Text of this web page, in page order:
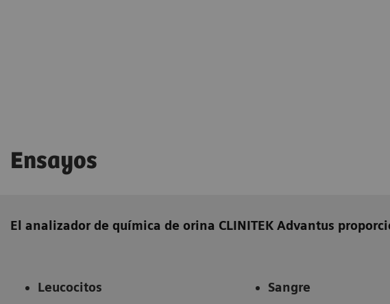
Ensayos
El analizador de química de orina CLINITEK Advantus
Leucocitos
Sangre